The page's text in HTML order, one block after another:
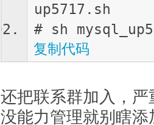
up5717.sh
# sh
复制代码
还把联系群加入，
没能力管理就别瞎添